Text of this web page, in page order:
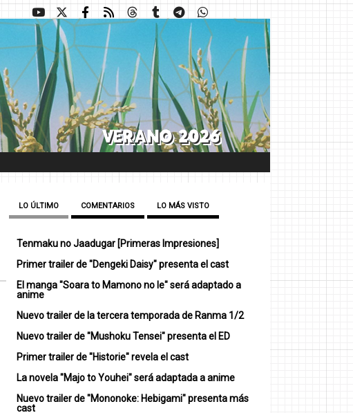
LO ÚLTIMO COMENTARIOS LO MÁS VISTO
Tenmaku no Jaadugar [Primeras Impresiones]
Primer trailer de "Dengeki Daisy" presenta el cast
El manga "Soara to Mamono no Ie" será adaptado a
anime
Nuevo trailer de la tercera temporada de Ranma 1/2
Nuevo trailer de "Mushoku Tensei" presenta el ED
Primer trailer de "Historie" revela el cast
La novela "Majo to Youhei" será adaptada a anime
Nuevo trailer de "Mononoke: Hebigami" presenta más
cast